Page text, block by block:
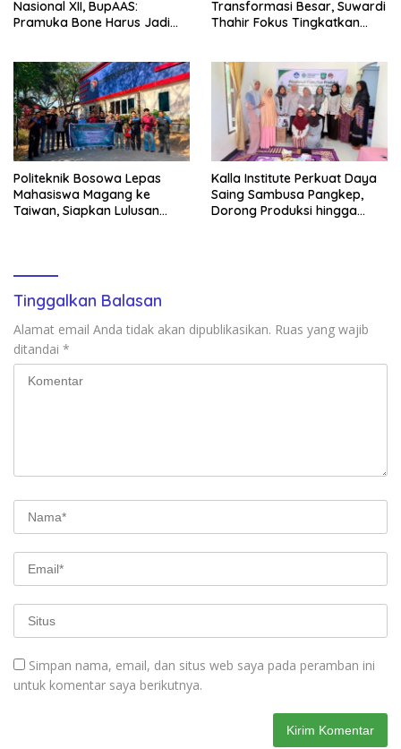
Nasional XII, BupAAS:
Pramuka Bone Harus Jadi
Transformasi Besar, Suwardi
Thahir Fokus Tingkatkan
Politeknik Bosowa Lepas
Mahasiswa Magang ke
Taiwan, Siapkan Lulusan
Kalla Institute Perkuat Daya
Saing Sambusa Pangkep,
Dorong Produksi hingga
Tinggalkan Balasan
Alamat email Anda tidak akan dipublikasikan. Ruas yang wajib
ditandai *
Simpan nama, email, dan situs web saya pada peramban ini
untuk komentar saya berikutnya.